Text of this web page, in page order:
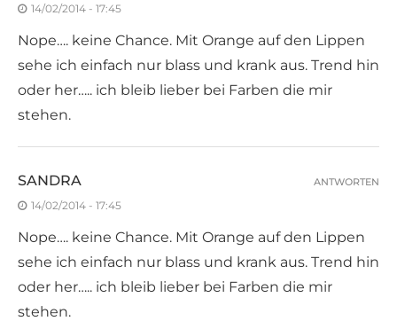
14/02/2014 - 17:45
Nope…. keine Chance. Mit Orange auf den Lippen
sehe ich einfach nur blass und krank aus. Trend hin
oder her….. ich bleib lieber bei Farben die mir
stehen.
SANDRA
14/02/2014 - 17:45
Nope…. keine Chance. Mit Orange auf den Lippen
sehe ich einfach nur blass und krank aus. Trend hin
oder her….. ich bleib lieber bei Farben die mir
stehen.
ANTWORTEN